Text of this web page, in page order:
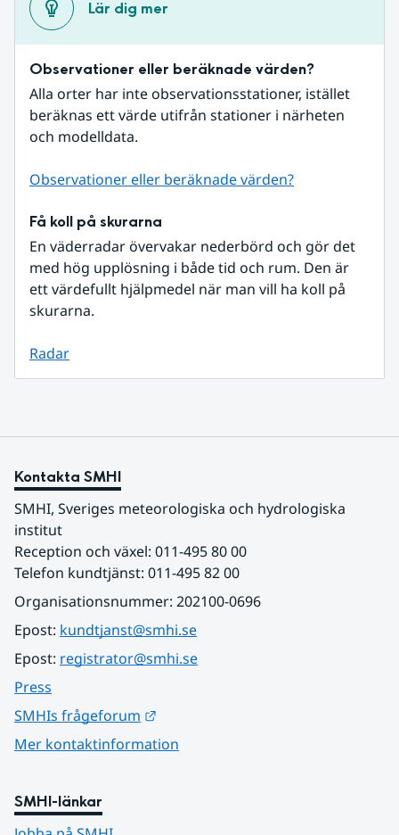
Lär dig mer
Observationer eller beräknade värden?
Alla orter har inte observationsstationer, istället
beräknas ett värde utifrån stationer i närheten
och modelldata.
Observationer eller beräknade värden?
Få koll på skurarna
En väderradar övervakar nederbörd och gör det
med hög upplösning i både tid och rum. Den är
ett värdefullt hjälpmedel när man vill ha koll på
skurarna.
Radar
Kontakta SMHI
SMHI, Sveriges meteorologiska och hydrologiska
institut
Reception och växel: 011-495 80 00
Telefon kundtjänst: 011-495 82 00
Organisationsnummer: 202100-0696
Epost: kundtjanst@smhi.se
Epost: registrator@smhi.se
Press
SMHIs frågeforum
Mer kontaktinformation
SMHI-länkar